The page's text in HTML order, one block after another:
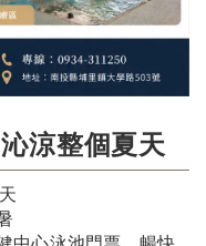
涼整個夏天